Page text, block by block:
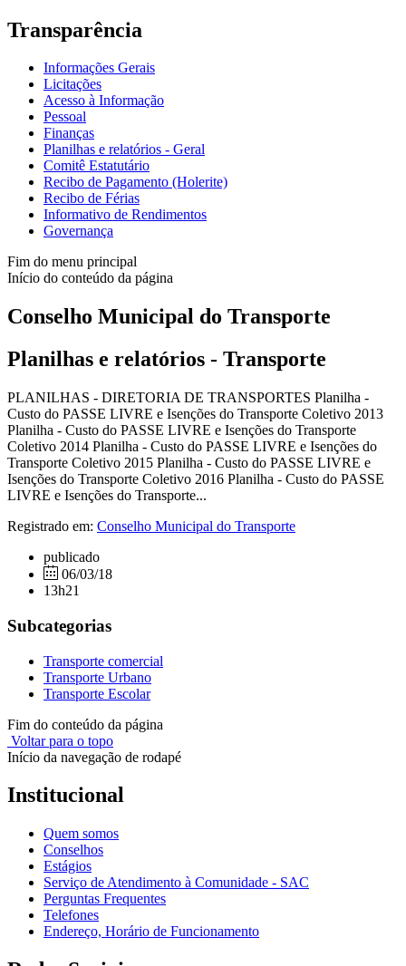
Transparência
Informações Gerais
Licitações
Acesso à Informação
Pessoal
Finanças
Planilhas e relatórios - Geral
Comitê Estatutário
Recibo de Pagamento (Holerite)
Recibo de Férias
Informativo de Rendimentos
Governança
Fim do menu principal
Início do conteúdo da página
Conselho Municipal do Transporte
Planilhas e relatórios - Transporte
PLANILHAS - DIRETORIA DE TRANSPORTES Planilha -
Custo do PASSE LIVRE e Isenções do Transporte Coletivo 2013
Planilha - Custo do PASSE LIVRE e Isenções do Transporte
Coletivo 2014 Planilha - Custo do PASSE LIVRE e Isenções do
Transporte Coletivo 2015 Planilha - Custo do PASSE LIVRE e
Isenções do Transporte Coletivo 2016 Planilha - Custo do PASSE
LIVRE e Isenções do Transporte...
Registrado em: Conselho Municipal do Transporte
publicado
06/03/18
13h21
Subcategorias
Transporte comercial
Transporte Urbano
Transporte Escolar
Fim do conteúdo da página
Voltar para o topo
Início da navegação de rodapé
Institucional
Quem somos
Conselhos
Estágios
Serviço de Atendimento à Comunidade - SAC
Perguntas Frequentes
Telefones
Endereço, Horário de Funcionamento